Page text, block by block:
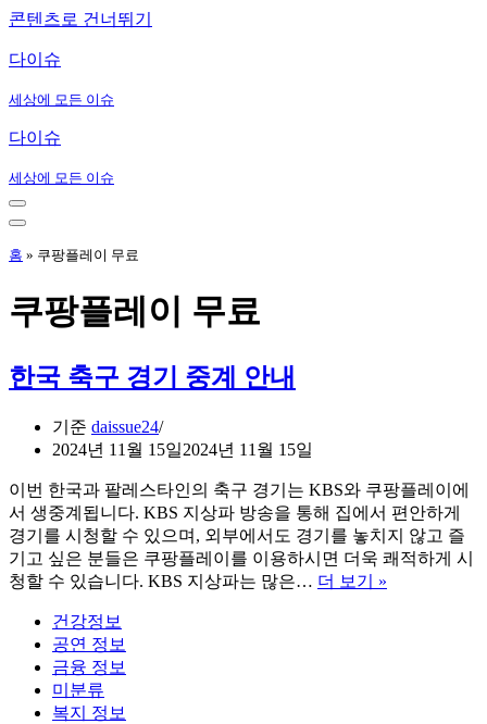
콘텐츠로 건너뛰기
다이슈
세상에 모든 이슈
다이슈
세상에 모든 이슈
내
비
게
메
뉴
내
비
션
메
홈 » 쿠팡플레이 무료
쿠팡플레이 무료
한국 축구 경기 중계 안내
기준 daissue24
2024년 11월 15일2024년 11월 15일
이번 한국과 팔레스타인의 축구 경기는 KBS와 쿠팡플레이에
서 생중계됩니다. KBS 지상파 방송을 통해 집에서 편안하게
경기를 시청할 수 있으며, 외부에서도 경기를 놓치지 않고 즐
기고 싶은 분들은 쿠팡플레이를 이용하시면 더욱 쾌적하게 시
청할 수 있습니다. KBS 지상파는 많은… 더 보기 »
건강정보
공연 정보
금융 정보
미분류
복지 정보